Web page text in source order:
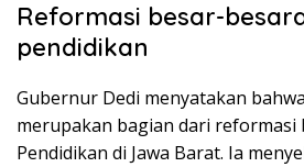
Reformasi besar-
pendidikan
Gubernur Dedi menyatakan
merupakan bagian dari reformasi
Pendidikan di Jawa Barat. Ia